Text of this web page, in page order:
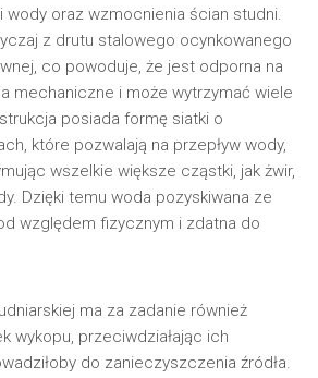
oraz wzmocnienia ścian studni.
z drutu stalowego ocynkowanego
co powoduje, że jest odporna na
mechaniczne i może wytrzymać wiele
posiada formę siatki o
które pozwalają na przepływ wody,
wszelkie większe cząstki, jak żwir,
Dzięki temu woda pozyskiwana ze
względem fizycznym i zdatna do
ma za zadanie również
wykopu, przeciwdziałając ich
do zanieczyszczenia źródła.